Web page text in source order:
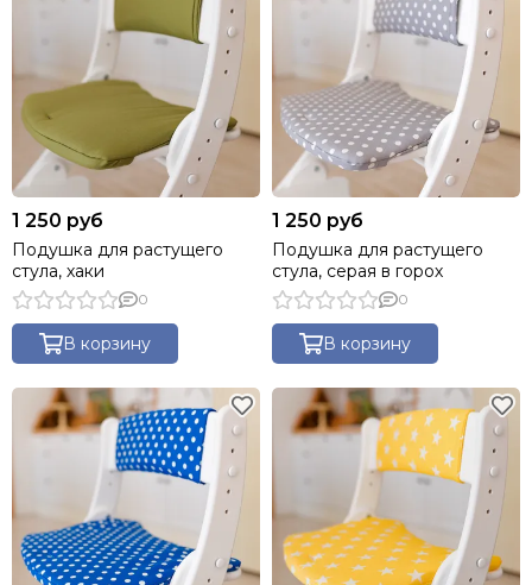
1 250 руб
Подушка для растущего
стула, хаки
0
В корзину
1 250 руб
Подушка для растущего
стула, серая в горох
0
В корзину